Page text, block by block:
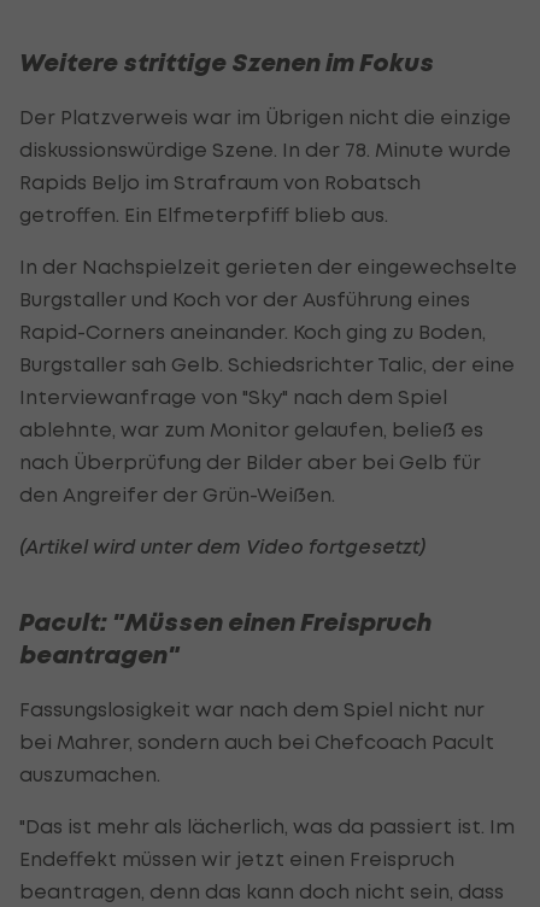
Weitere strittige Szenen im Fokus
Der Platzverweis war im Übrigen nicht die einzige
diskussionswürdige Szene. In der 78. Minute wurde
Rapids Beljo im Strafraum von Robatsch
getroffen. Ein Elfmeterpfiff blieb aus.
In der Nachspielzeit gerieten der eingewechselte
Burgstaller und Koch vor der Ausführung eines
Rapid-Corners aneinander. Koch ging zu Boden,
Burgstaller sah Gelb. Schiedsrichter Talic, der eine
Interviewanfrage von "Sky" nach dem Spiel
ablehnte, war zum Monitor gelaufen, beließ es
nach Überprüfung der Bilder aber bei Gelb für
den Angreifer der Grün-Weißen.
(Artikel wird unter dem Video fortgesetzt)
Pacult: "Müssen einen Freispruch
beantragen"
Fassungslosigkeit war nach dem Spiel nicht nur
bei Mahrer, sondern auch bei Chefcoach Pacult
auszumachen.
"Das ist mehr als lächerlich, was da passiert ist. Im
Endeffekt müssen wir jetzt einen Freispruch
beantragen, denn das kann doch nicht sein, dass